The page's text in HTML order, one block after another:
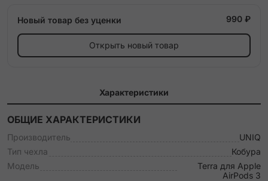
Новый товар без уценки 990 ₽
Открыть новый товар
Характеристики
ОБЩИЕ ХАРАКТЕРИСТИКИ
Производитель
UNIQ
Тип чехла
Кобура
Модель
Terra для Apple
AirPods 3